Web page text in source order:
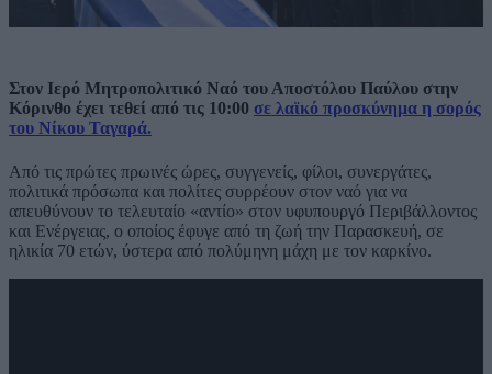
Στον Ιερό Μητροπολιτικό Ναό του Αποστόλου Παύλου στην
Κόρινθο έχει τεθεί από τις 10:00 σε λαϊκό προσκύνημα η σορός
του Νίκου Ταγαρά.
Από τις πρώτες πρωινές ώρες, συγγενείς, φίλοι, συνεργάτες,
πολιτικά πρόσωπα και πολίτες συρρέουν στον ναό για να
απευθύνουν το τελευταίο «αντίο» στον υφυπουργό Περιβάλλοντος
και Ενέργειας, ο οποίος έφυγε από τη ζωή την Παρασκευή, σε
ηλικία 70 ετών, ύστερα από πολύμηνη μάχη με τον καρκίνο.